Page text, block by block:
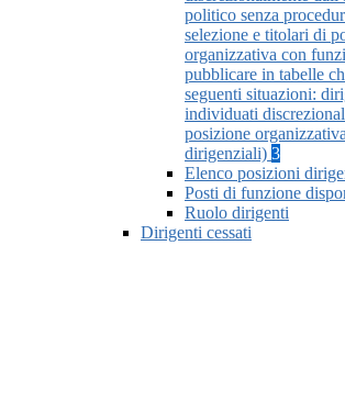
politico senza
selezione e titolari di
organizzativa con
pubblicare in tabelle
seguenti situazioni:
individuati
posizione
dirigenziali) 3
Elenco posizioni
Posti di funzione
Ruolo dirigenti
Dirigenti cessati